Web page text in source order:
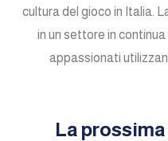
cultura del gioco in Italia.
in un settore in
appassionati
La